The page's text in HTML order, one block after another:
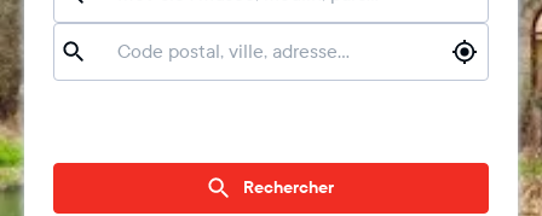
Localisation
Rechercher